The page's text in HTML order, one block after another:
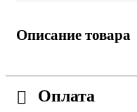
Описание товара
Оплата